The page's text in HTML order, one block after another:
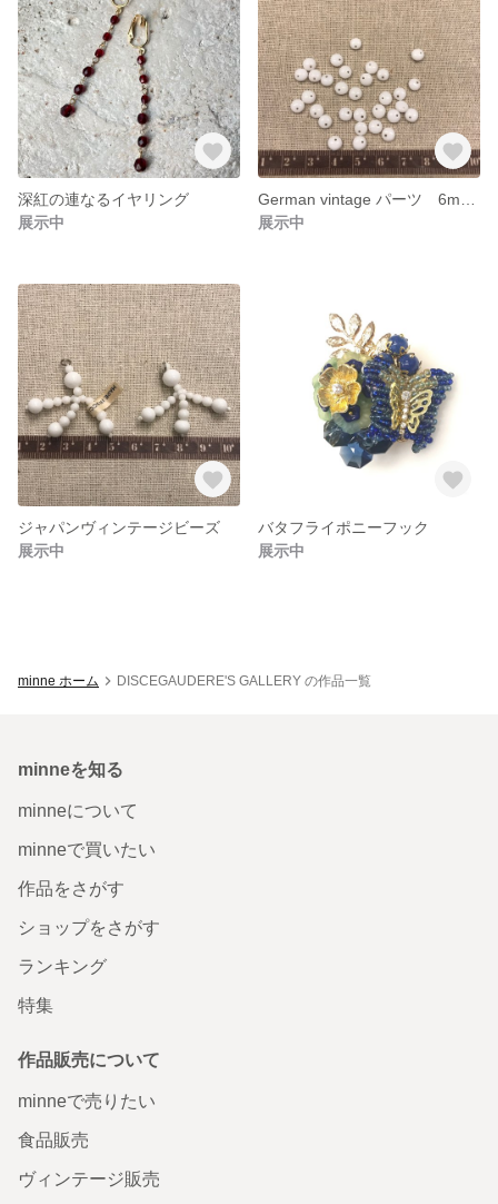
深紅の連なるイヤリング
展示中
展示中
ジャパンヴィンテージビーズ
展示中
バタフライポニーフック
展示中
minne ホーム DISCEGAUDERE'S GALLERY の作品一覧
minneを知る
minneについて
minneで買いたい
作品をさがす
ショップをさがす
ランキング
特集
作品販売について
minneで売りたい
食品販売
ヴィンテージ販売